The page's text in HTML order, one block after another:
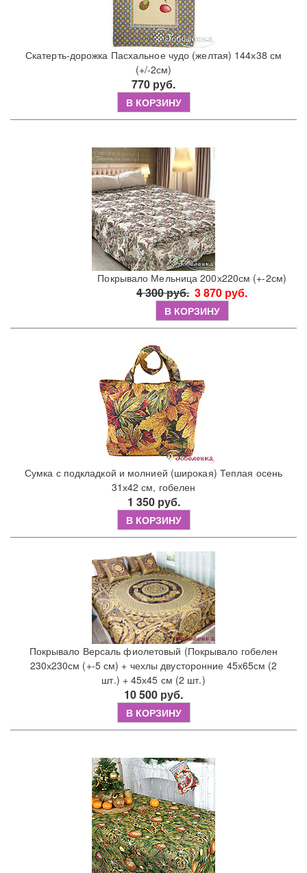
Скатерть-дорожка Пасхальное чудо (желтая) 144х38 см
(+/-2см)
770 руб.
В КОРЗИНУ
Покрывало Мельница 200х220см (+-2см)
4 300 руб. 3 870 руб.
В КОРЗИНУ
Сумка с подкладкой и молнией (широкая) Теплая осень
31х42 см, гобелен
1 350 руб.
В КОРЗИНУ
Покрывало Версаль фиолетовый (Покрывало гобелен
230х230см (+-5 см) + чехлы двусторонние 45х65см (2
шт.) + 45х45 см (2 шт.)
10 500 руб.
В КОРЗИНУ